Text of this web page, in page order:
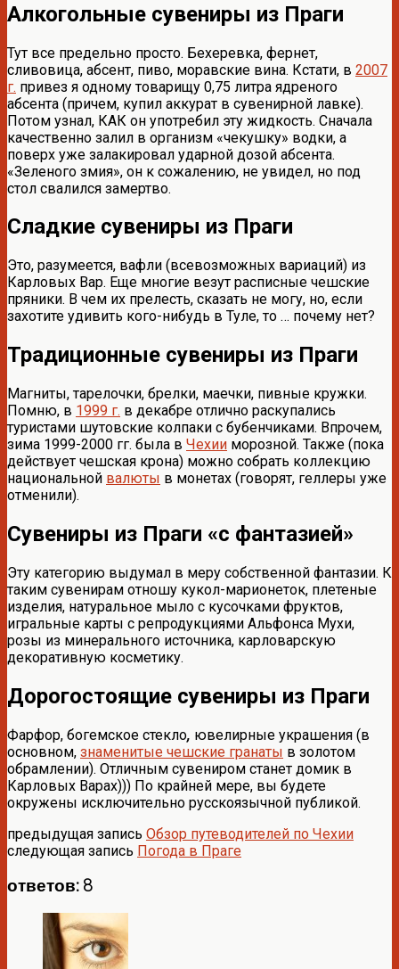
Алкогольные сувениры из Праги
Тут все предельно просто. Бехеревка, фернет,
сливовица, абсент, пиво, моравские вина. Кстати, в 2007
г. привез я одному товарищу 0,75 литра ядреного
абсента (причем, купил аккурат в сувенирной лавке).
Потом узнал, КАК он употребил эту жидкость. Сначала
качественно залил в организм «чекушку» водки, а
поверх уже залакировал ударной дозой абсента.
«Зеленого змия», он к сожалению, не увидел, но под
стол свалился замертво.
Сладкие сувениры из Праги
Это, разумеется, вафли (всевозможных вариаций) из
Карловых Вар. Еще многие везут расписные чешские
пряники. В чем их прелесть, сказать не могу, но, если
захотите удивить кого-нибудь в Туле, то … почему нет?
Традиционные сувениры из Праги
Магниты, тарелочки, брелки, маечки, пивные кружки.
Помню, в 1999 г. в декабре отлично раскупались
туристами шутовские колпаки с бубенчиками. Впрочем,
зима 1999-2000 гг. была в Чехии морозной. Также (пока
действует чешская крона) можно собрать коллекцию
национальной валюты в монетах (говорят, геллеры уже
отменили).
Сувениры из Праги «с фантазией»
Эту категорию выдумал в меру собственной фантазии. К
таким сувенирам отношу кукол-марионеток, плетеные
изделия, натуральное мыло с кусочками фруктов,
игральные карты с репродукциями Альфонса Мухи,
розы из минерального источника, карловарскую
декоративную косметику.
Дорогостоящие сувениры из Праги
Фарфор, богемское стекло, ювелирные украшения (в
основном, знаменитые чешские гранаты в золотом
обрамлении). Отличным сувениром станет домик в
Карловых Варах))) По крайней мере, вы будете
окружены исключительно русскоязычной публикой.
предыдущая запись Обзор путеводителей по Чехии
следующая запись Погода в Праге
ответов: 8